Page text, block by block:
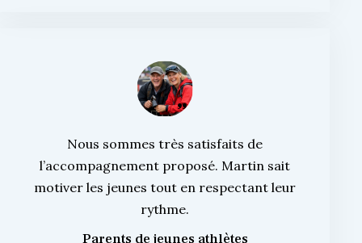
Nous sommes très satisfaits de
l’accompagnement proposé. Martin sait
motiver les jeunes tout en respectant leur
rythme.
Parents de jeunes athlètes